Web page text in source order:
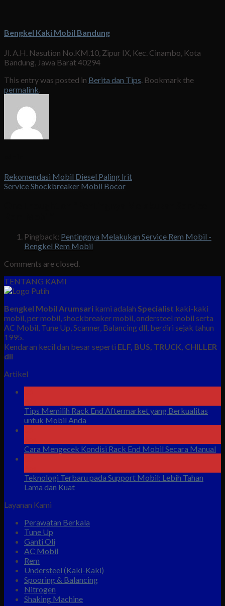
Bengkel Kaki Mobil Bandung
Jl. A.H. Nasution No.KM.10, Zipur IX, Kec. Cinambo, Kota
Bandung, Jawa Barat 40294
This entry was posted in Berita dan Tips. Bookmark the
permalink.
Rekomendasi Mobil Diesel Paling Irit
Service Shockbreaker Mobil Bocor
Pingback: Pentingnya Melakukan Service Rem Mobil -
Bengkel Rem Mobil
Comments are closed.
TENTANG KAMI
Bengkel Mobil Arumsari kami adalah Specialist kaki-kaki
mobil, per mobil, shockbreaker mobil, ondersteel mobil serta
AC Mobil, Tune Up, Scanner, Balancing dll, berdiri sejak tahun
1995.
Kendaran kecil dan besar seperti ELF, BUS, TRUCK, CHILLER
dll
Artikel
Tips Memilih Rack End Aftermarket yang Berkualitas
untuk Mobil Anda
Cara Mengecek Kondisi Rack End Mobil Secara Manual
Teknologi Terbaru pada Support Mobil: Lebih Tahan
Lama dan Kuat
Layanan Kami
Perawatan Berkala
Tune Up
Ganti Oli
AC Mobil
Rem
Understeel (Kaki-Kaki)
Spooring & Balancing
Nitrogen
Shaking Machine